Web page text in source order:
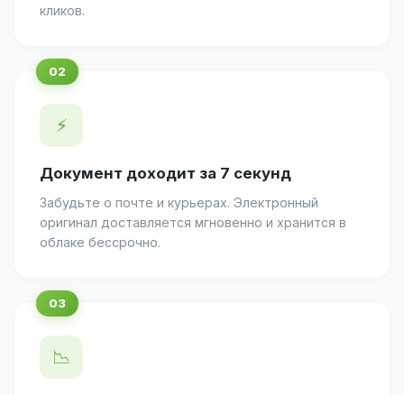
кликов.
⚡
Документ доходит за 7 секунд
Забудьте о почте и курьерах. Электронный
оригинал доставляется мгновенно и хранится в
облаке бессрочно.
📉